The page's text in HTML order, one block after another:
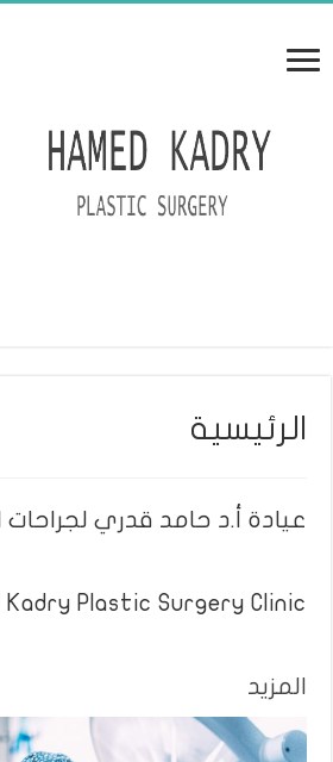
الرئيسية
عيادة أ.د حامد قدري لجراحات
Kadry Plastic Surgery Clinic
المزيد